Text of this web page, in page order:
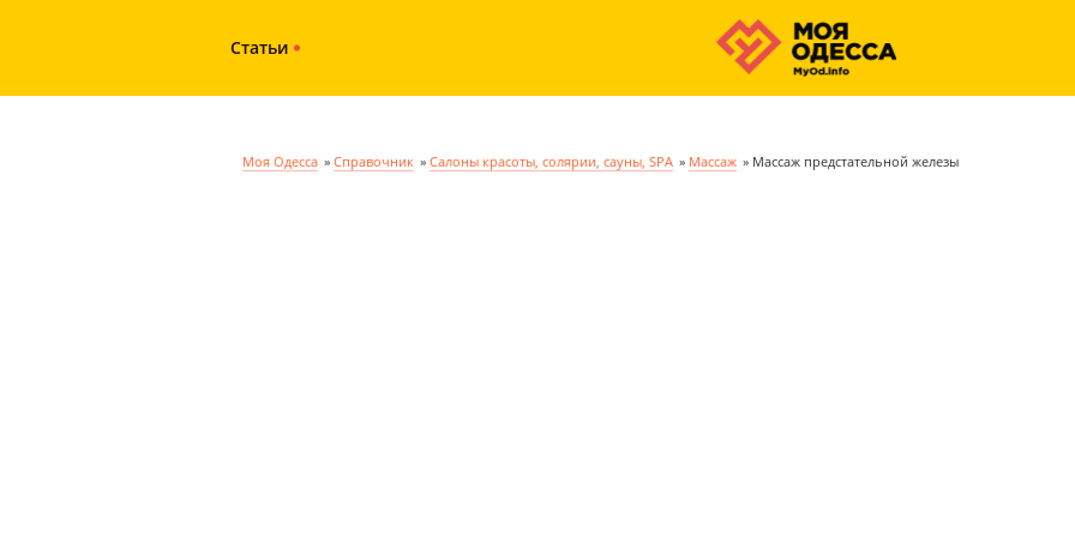
Статьи
Моя Одесса » Справочник » Салоны красоты, солярии, сауны, SPA » Массаж » Массаж предстательной железы